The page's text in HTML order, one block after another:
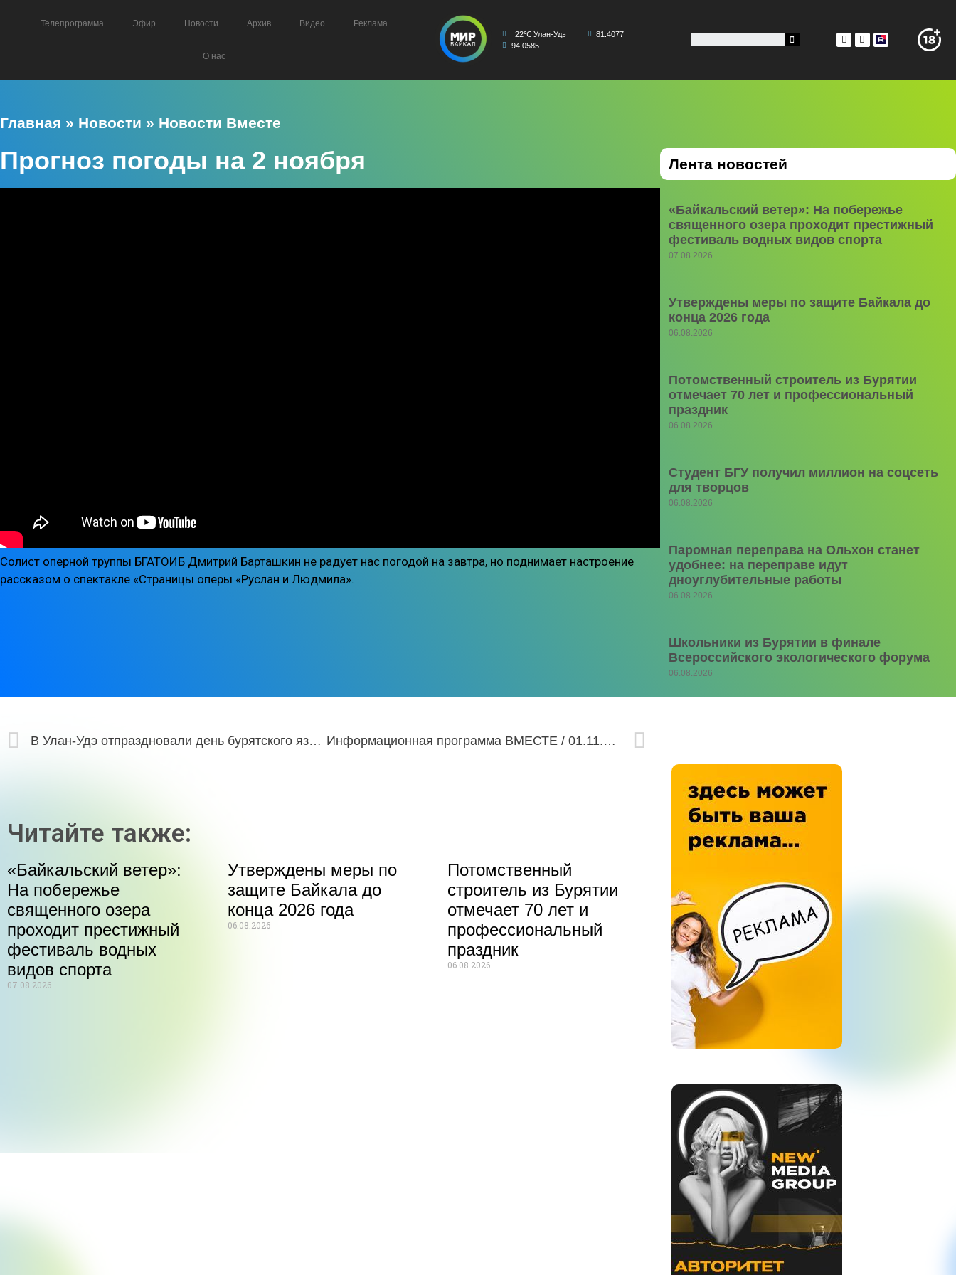
Телепрограмма Эфир Новости Архив Видео Реклама
О нас
22℃ Улан-Удэ
81.4077
94.0585
Главная » Новости » Новости Вместе
Прогноз погоды на 2 ноября
Солист оперной труппы БГАТОИБ Дмитрий Барташкин не радует нас погодой на завтра, но поднимает настроение
рассказом о спектакле «Страницы оперы «Руслан и Людмила».
Лента новостей
«Байкальский ветер»: На побережье
священного озера проходит престижный
фестиваль водных видов спорта
07.08.2026
Утверждены меры по защите Байкала до
конца 2026 года
06.08.2026
Потомственный строитель из Бурятии
отмечает 70 лет и профессиональный
праздник
06.08.2026
Студент БГУ получил миллион на соцсеть
для творцов
06.08.2026
Паромная переправа на Ольхон станет
удобнее: на переправе идут
дноуглубительные работы
06.08.2026
Школьники из Бурятии в финале
Всероссийского экологического форума
06.08.2026
В Улан-Удэ отпраздновали день бурятского языка Информационная программа ВМЕСТЕ / 01.11.2022
Читайте также:
«Байкальский ветер»:
На побережье
священного озера
проходит престижный
фестиваль водных
видов спорта
07.08.2026
Утверждены меры по
защите Байкала до
конца 2026 года
06.08.2026
Потомственный
строитель из Бурятии
отмечает 70 лет и
профессиональный
праздник
06.08.2026